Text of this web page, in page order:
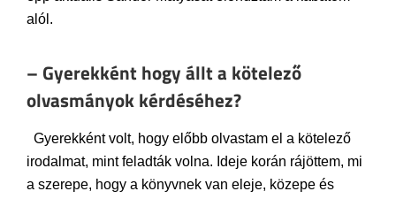
alól.
– Gyerekként hogy állt a kötelező
olvasmányok kérdéséhez?
Gyerekként volt, hogy előbb olvastam el a kötelező
irodalmat, mint feladták volna. Ideje korán rájöttem, mi
a szerepe, hogy a könyvnek van eleje, közepe és